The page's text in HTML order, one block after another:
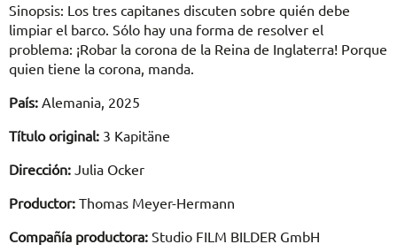
Sinopsis: Los tres capitanes discuten sobre quién debe
limpiar el barco. Sólo hay una forma de resolver el
problema: ¡Robar la corona de la Reina de Inglaterra! Porque
quien tiene la corona, manda.
País: Alemania, 2025
Título original: 3 Kapitäne
Dirección: Julia Ocker
Productor: Thomas Meyer-Hermann
Compañía productora: Studio FILM BILDER GmbH